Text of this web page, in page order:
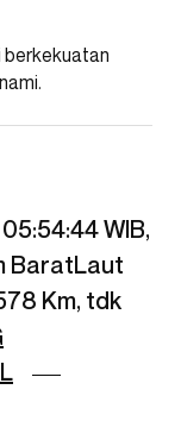
berkekuatan
WIB,
BaratLaut
Km, tdk